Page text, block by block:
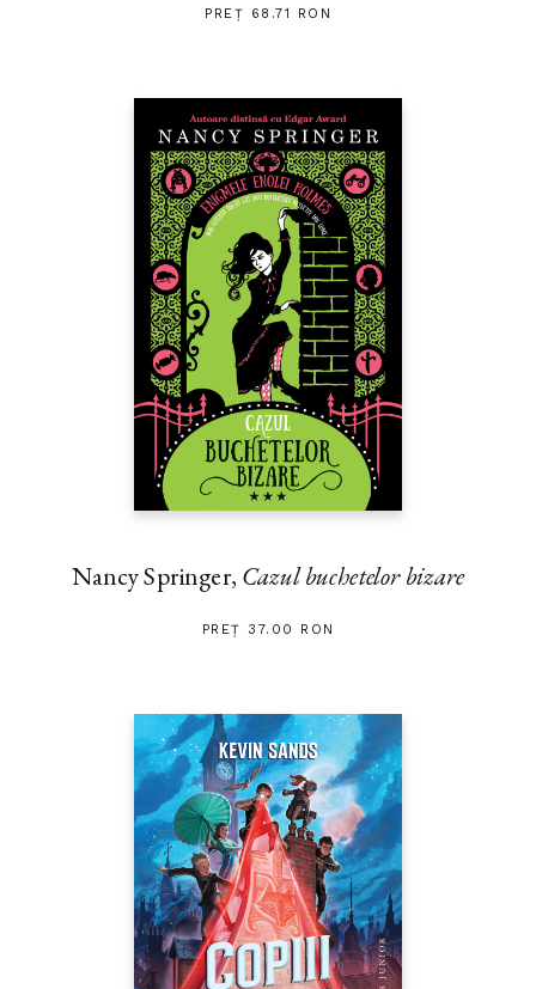
PREȚ 68.71 RON
Nancy Springer, Cazul buchetelor bizare
PREȚ 37.00 RON